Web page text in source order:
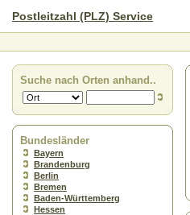
Postleitzahl (PLZ) Service
Suche nach Orten anhand..
Bundesländer
Bayern
Brandenburg
Berlin
Bremen
Baden-Württemberg
Hessen